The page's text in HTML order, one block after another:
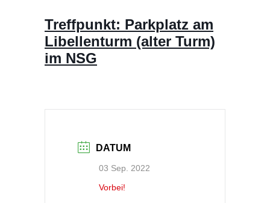
Treff­punkt: Park­platz am
Libel­len­turm (alter Turm)
im NSG
DATUM
03 Sep. 2022
Vorbei!